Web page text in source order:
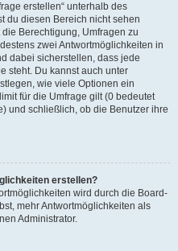
erstellen“ unterhalb des
du diesen Bereich nicht sehen
Berechtigung, Umfragen zu
zwei Antwortmöglichkeiten in
dabei sicherstellen, dass jede
steht. Du kannst auch unter
wie viele Optionen ein
für die Umfrage gilt (0 bedeutet
und schließlich, ob die Benutzer ihre
erstellen?
wird durch die Board-
mehr Antwortmöglichkeiten als
Administrator.